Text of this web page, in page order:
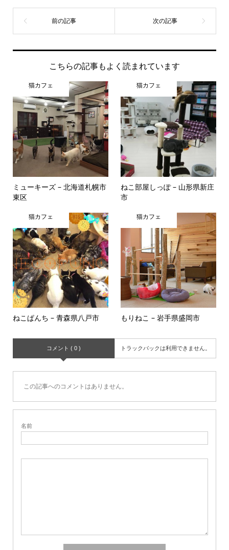
こちらの記事もよく読まれています
猫カフェ
ミューキーズ – 北海道札幌市
東区
猫カフェ
ねこ部屋しっぽ – 山形県新庄
市
猫カフェ
ねこぱんち – 青森県八戸市
猫カフェ
もりねこ – 岩手県盛岡市
コメント ( 0 ) トラックバックは利用できません。
この記事へのコメントはありません。
名前